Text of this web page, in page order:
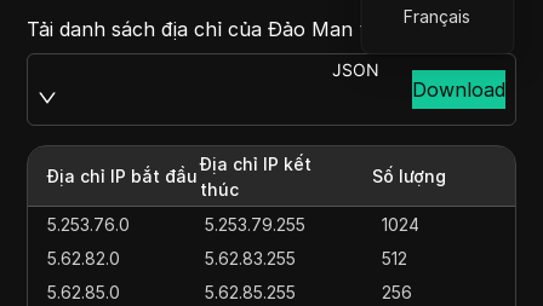
Français
Tải danh sách địa chỉ của Đảo Man tại:
JSON
Download
Địa chỉ IP bắt đầu
Địa chỉ IP kết
thúc
Số lượng
5.253.76.0 5.253.79.255
1024
5.62.82.0
5.62.83.255
512
5.62.85.0
5.62.85.255
256